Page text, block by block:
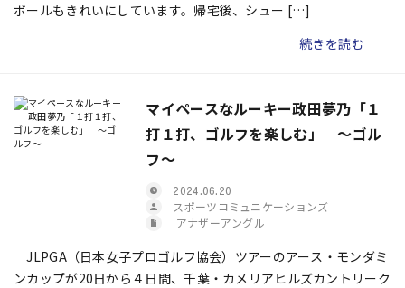
ボールもきれいにしています。帰宅後、シュー […]
続きを読む
マイペースなルーキー政田夢乃「１
打１打、ゴルフを楽しむ」 ～ゴル
フ～
2024.06.20
スポーツコミュニケーションズ
アナザーアングル
JLPGA（日本女子プロゴルフ協会）ツアーのアース・モンダミ
ンカップが20日から４日間、千葉・カメリアヒルズカントリーク